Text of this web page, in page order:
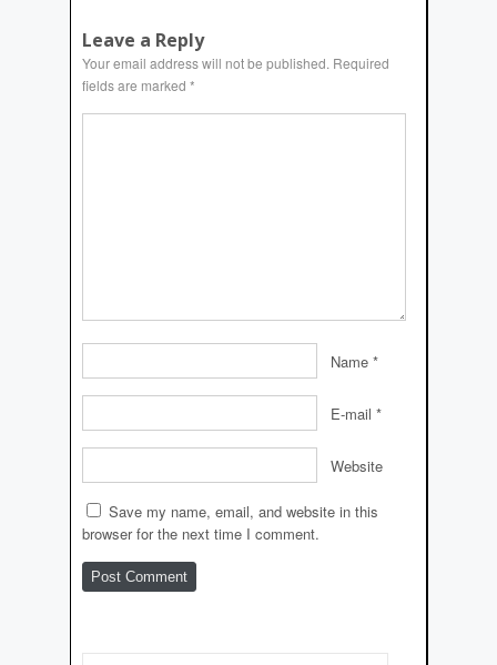
Leave a Reply
Your email address will not be published. Required
fields are marked *
Name *
E-mail *
Website
Save my name, email, and website in this
browser for the next time I comment.